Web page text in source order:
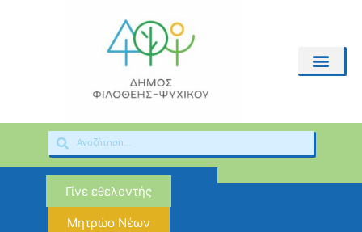
Γίνε εθελοντής
Μητρώο Νέων